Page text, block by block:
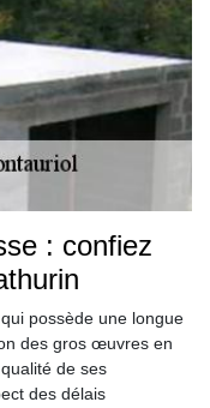
: confiez
possède une longue
des gros œuvres en
de ses
des délais